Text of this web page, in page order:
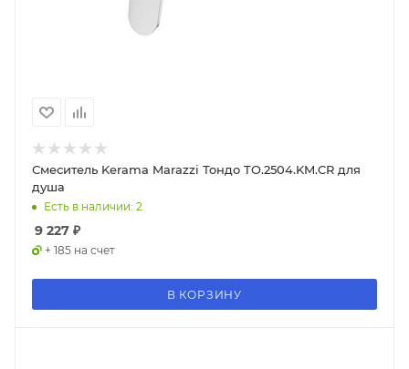
Смеситель Kerama Marazzi Тондо TO.2504.KM.CR для
душа
Есть в наличии: 2
9 227 ₽
+ 185 на счет
В КОРЗИНУ